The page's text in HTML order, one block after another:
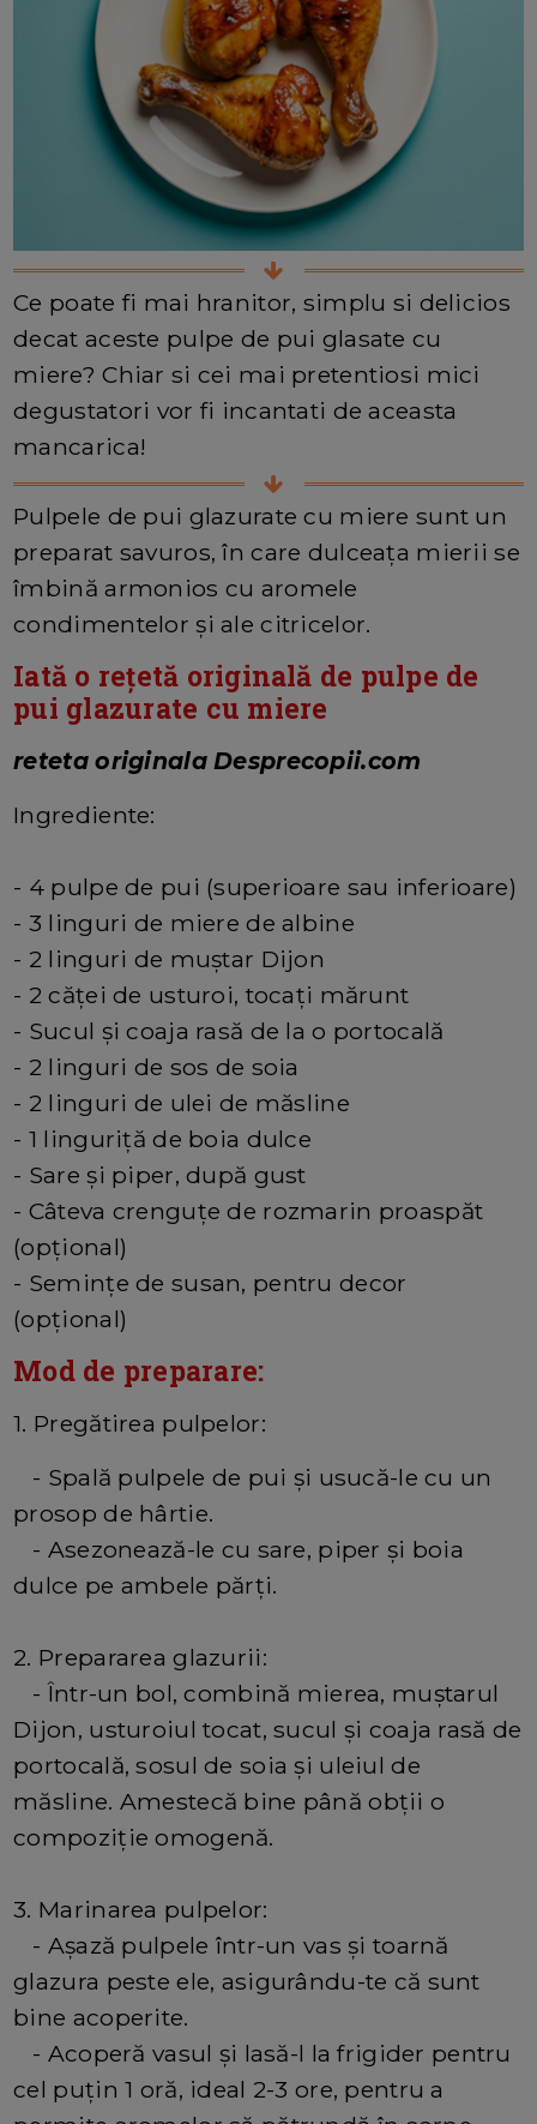
Ce poate fi mai hranitor, simplu si delicios
decat aceste pulpe de pui glasate cu
miere? Chiar si cei mai pretentiosi mici
degustatori vor fi incantati de aceasta
mancarica!
Pulpele de pui glazurate cu miere sunt un
preparat savuros, în care dulceața mierii se
îmbină armonios cu aromele
condimentelor și ale citricelor.
Iată o rețetă originală de pulpe de
pui glazurate cu miere
reteta originala Desprecopii.com
Ingrediente:
- 4 pulpe de pui (superioare sau inferioare)
- 3 linguri de miere de albine
- 2 linguri de muștar Dijon
- 2 căței de usturoi, tocați mărunt
- Sucul și coaja rasă de la o portocală
- 2 linguri de sos de soia
- 2 linguri de ulei de măsline
- 1 linguriță de boia dulce
- Sare și piper, după gust
- Câteva crenguțe de rozmarin proaspăt
(opțional)
- Semințe de susan, pentru decor
(opțional)
Mod de preparare:
1. Pregătirea pulpelor:
- Spală pulpele de pui și usucă-le cu un
prosop de hârtie.
- Asezonează-le cu sare, piper și boia
dulce pe ambele părți.
2. Prepararea glazurii:
- Într-un bol, combină mierea, muștarul
Dijon, usturoiul tocat, sucul și coaja rasă de
portocală, sosul de soia și uleiul de
măsline. Amestecă bine până obții o
compoziție omogenă.
3. Marinarea pulpelor:
- Așază pulpele într-un vas și toarnă
glazura peste ele, asigurându-te că sunt
bine acoperite.
- Acoperă vasul și lasă-l la frigider pentru
cel puțin 1 oră, ideal 2-3 ore, pentru a